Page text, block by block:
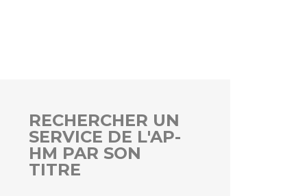
données
conclus
RECHERCHER UN
SERVICE DE L'AP-
HM PAR SON
TITRE